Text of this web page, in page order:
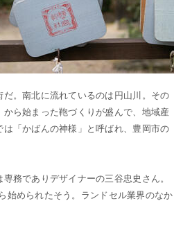
。南北に流れているのは円山川。その
ら始まった鞄づくりが盛んで、地域産
「かばんの神様」と呼ばれ、豊岡市の
務でありデザイナーの三谷忠史さん。
始められたそう。ランドセル業界のなか